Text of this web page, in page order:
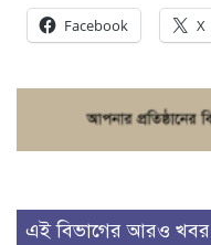
Facebook X
এই বিভাগের আরও খবর